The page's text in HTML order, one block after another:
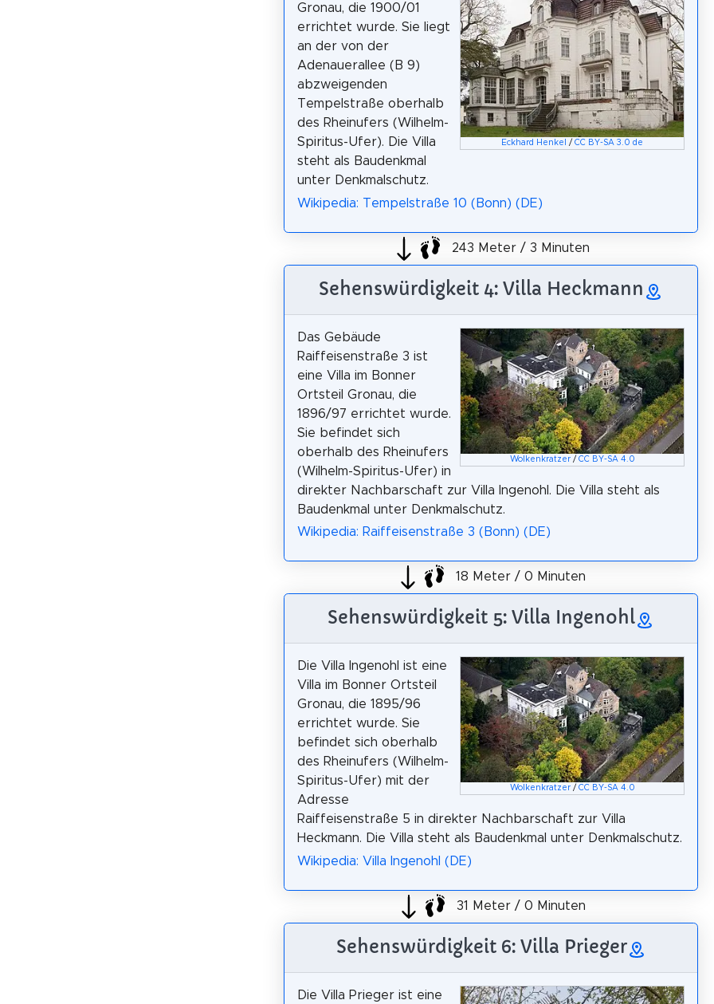
Eckhard Henkel /CC BY-SA 3.0 de
Gronau, die 1900/01
errichtet wurde. Sie liegt
an der von der
Adenauerallee (B 9)
abzweigenden
Tempelstraße oberhalb
des Rheinufers (Wilhelm-
Spiritus-Ufer). Die Villa
steht als Baudenkmal
unter Denkmalschutz.
Wikipedia: Tempelstraße 10 (Bonn) (DE)
243 Meter / 3 Minuten
Sehenswürdigkeit 4: Villa Heckmann
Wolkenkratzer/ CC BY-SA 4.0
Das Gebäude
Raiffeisenstraße 3 ist
eine Villa im Bonner
Ortsteil Gronau, die
1896/97 errichtet wurde.
Sie befindet sich
oberhalb des Rheinufers
(Wilhelm-Spiritus-Ufer) in
direkter Nachbarschaft zur Villa Ingenohl. Die Villa steht als
Baudenkmal unter Denkmalschutz.
Wikipedia: Raiffeisenstraße 3 (Bonn) (DE)
18 Meter / 0 Minuten
Sehenswürdigkeit 5: Villa Ingenohl
Wolkenkratzer/ CC BY-SA 4.0
Die Villa Ingenohl ist eine
Villa im Bonner Ortsteil
Gronau, die 1895/96
errichtet wurde. Sie
befindet sich oberhalb
des Rheinufers (Wilhelm-
Spiritus-Ufer) mit der
Adresse
Raiffeisenstraße 5 in direkter Nachbarschaft zur Villa
Heckmann. Die Villa steht als Baudenkmal unter Denkmalschutz.
Wikipedia: Villa Ingenohl (DE)
31 Meter / 0 Minuten
Sehenswürdigkeit 6: Villa Prieger
Die Villa Prieger ist eine